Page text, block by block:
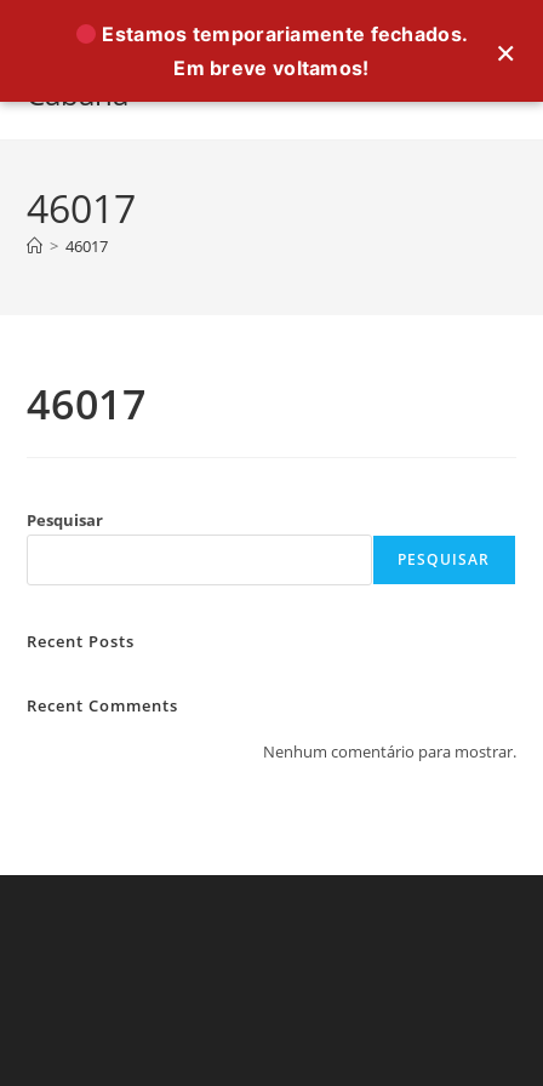
conteúdo
Cabana
46017
> 46017
46017
Pesquisar
PESQUISAR
Recent Posts
Recent Comments
Nenhum comentário para mostrar.
×
Estamos temporariamente fechados.
Em breve voltamos!